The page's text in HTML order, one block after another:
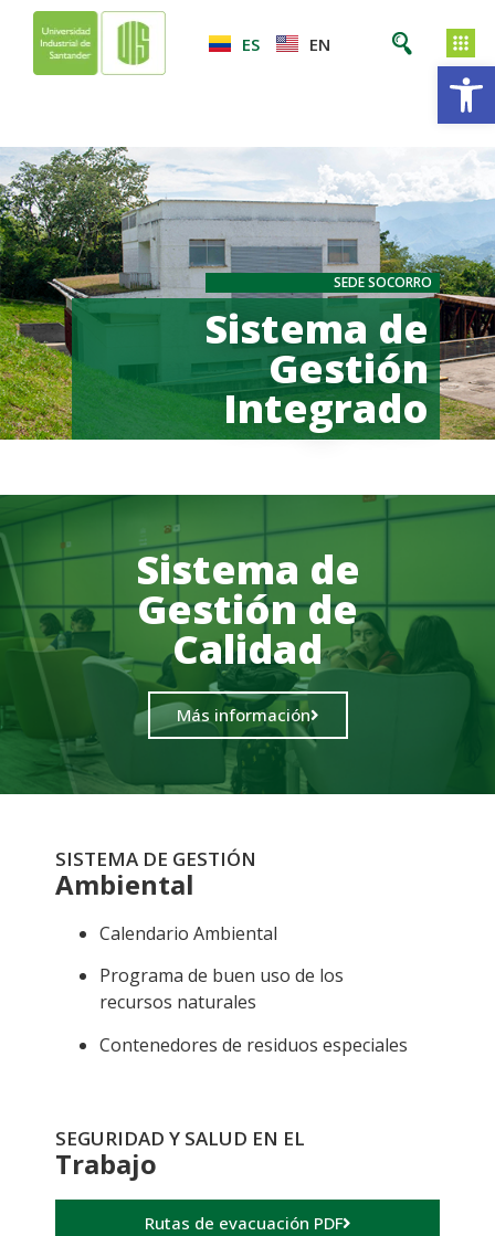
ES EN
SEDE SOCORRO
Sistema de
Gestión
Integrado
Sistema de
Gestión de
Calidad
Más información
SISTEMA DE GESTIÓN
Ambiental
Calendario Ambiental
Programa de buen uso de los
recursos naturales
Contenedores de residuos especiales
SEGURIDAD Y SALUD EN EL
Trabajo
Rutas de evacuación PDF